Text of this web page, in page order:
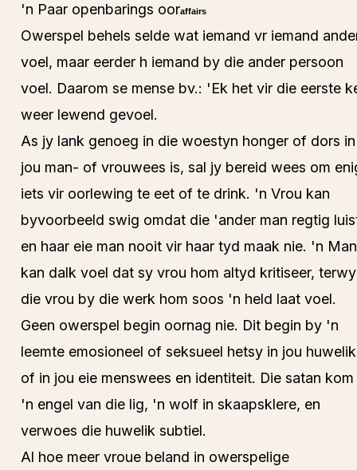
'n Paar openbarings ooraffairs
Owerspel behels selde wat iemand vr iemand
voel, maar eerder h iemand by die ander persoon
voel. Daarom se mense bv.: 'Ek het vir die eerste
weer lewend gevoel.
As jy lank genoeg in die woestyn honger of dors in
jou man- of vrouwees is, sal jy bereid wees om
iets vir oorlewing te eet of te drink. 'n Vrou kan
byvoorbeeld swig omdat die 'ander man regtig
en haar eie man nooit vir haar tyd maak nie. 'n Man
kan dalk voel dat sy vrou hom altyd kritiseer,
die vrou by die werk hom soos 'n held laat voel.
Geen owerspel begin oornag nie. Dit begin by 'n
leemte emosioneel of seksueel hetsy in jou
of in jou eie menswees en identiteit. Die satan kom
'n engel van die lig, 'n wolf in skaapsklere, en
verwoes die huwelik subtiel.
Al hoe meer vroue beland in owerspelige